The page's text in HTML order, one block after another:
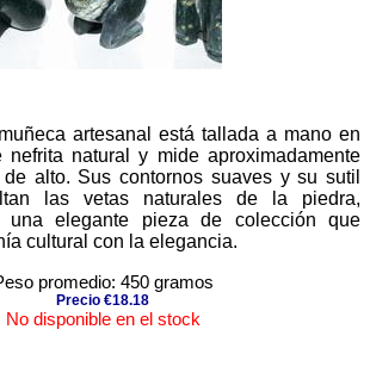
artesanal está tallada a mano en
nefrita natural y mide aproximadamente
alto. Sus contornos suaves y su sutil
las vetas naturales de la piedra,
una elegante pieza de colección que
cultural con la elegancia.
promedio: 450 gramos
Precio €18.18
No disponible en el stock